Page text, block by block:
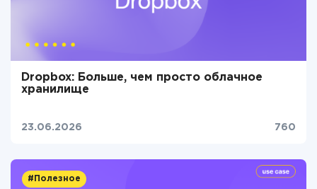
Dropbox: Больше, чем просто облачное
хранилище
23.06.2026 760
#Полезное